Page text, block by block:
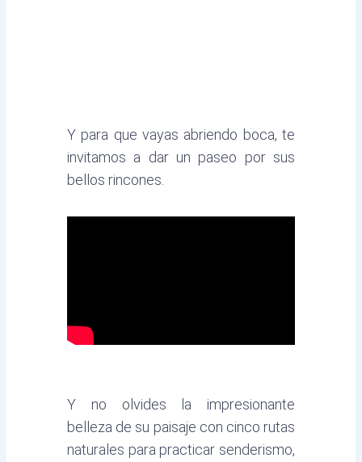
Y para que vayas abriendo boca, te
invitamos a dar un paseo por sus
bellos rincones.
Y no olvides la impresionante
belleza de su paisaje con cinco rutas
naturales para practicar senderismo,